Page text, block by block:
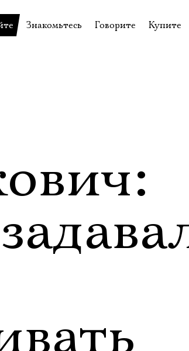
спектаклей
проектов
Гумилёва
Знакомьтесь
Сотрудники
Владимир Максимов
Говорите
Купите